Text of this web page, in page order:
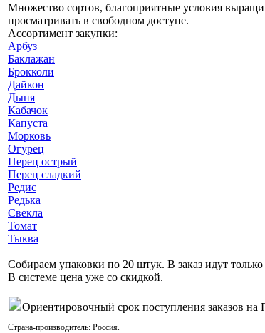
Множество сортов, благоприятные условия
просматривать в свободном доступе.
Ассортимент закупки:
Арбуз
Баклажан
Брокколи
Дайкон
Дыня
Кабачок
Капуста
Морковь
Огурец
Перец острый
Перец сладкий
Редис
Редька
Свекла
Томат
Тыква
Собираем упаковки по 20 штук. В заказ идут
В системе цена уже со скидкой.
Ориентировочный срок поступления заказов
Страна-производитель: Россия.